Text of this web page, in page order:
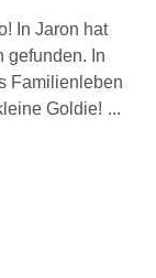
In Jaron hat
gefunden. In
Familienleben
Goldie!